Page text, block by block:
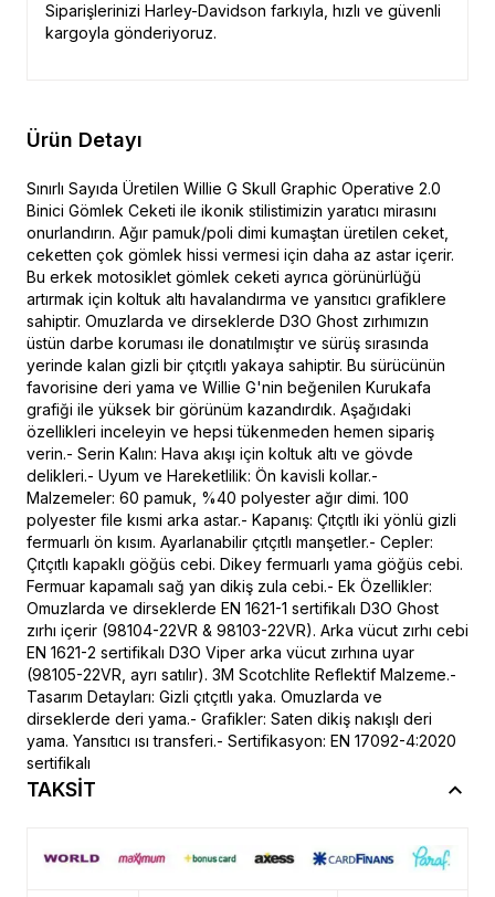
Siparişlerinizi Harley-Davidson farkıyla, hızlı ve güvenli
kargoyla gönderiyoruz.
Ürün Detayı
Sınırlı Sayıda Üretilen Willie G Skull Graphic Operative 2.0
Binici Gömlek Ceketi ile ikonik stilistimizin yaratıcı mirasını
onurlandırın. Ağır pamuk/poli dimi kumaştan üretilen ceket,
ceketten çok gömlek hissi vermesi için daha az astar içerir.
Bu erkek motosiklet gömlek ceketi ayrıca görünürlüğü
artırmak için koltuk altı havalandırma ve yansıtıcı grafiklere
sahiptir. Omuzlarda ve dirseklerde D3O Ghost zırhımızın
üstün darbe koruması ile donatılmıştır ve sürüş sırasında
yerinde kalan gizli bir çıtçıtlı yakaya sahiptir. Bu sürücünün
favorisine deri yama ve Willie G'nin beğenilen Kurukafa
grafiği ile yüksek bir görünüm kazandırdık. Aşağıdaki
özellikleri inceleyin ve hepsi tükenmeden hemen sipariş
verin.- Serin Kalın: Hava akışı için koltuk altı ve gövde
delikleri.- Uyum ve Hareketlilik: Ön kavisli kollar.-
Malzemeler: 60 pamuk, %40 polyester ağır dimi. 100
polyester file kısmi arka astar.- Kapanış: Çıtçıtlı iki yönlü gizli
fermuarlı ön kısım. Ayarlanabilir çıtçıtlı manşetler.- Cepler:
Çıtçıtlı kapaklı göğüs cebi. Dikey fermuarlı yama göğüs cebi.
Fermuar kapamalı sağ yan dikiş zula cebi.- Ek Özellikler:
Omuzlarda ve dirseklerde EN 1621-1 sertifikalı D3O Ghost
zırhı içerir (98104-22VR & 98103-22VR). Arka vücut zırhı cebi
EN 1621-2 sertifikalı D3O Viper arka vücut zırhına uyar
(98105-22VR, ayrı satılır). 3M Scotchlite Reflektif Malzeme.-
Tasarım Detayları: Gizli çıtçıtlı yaka. Omuzlarda ve
dirseklerde deri yama.- Grafikler: Saten dikiş nakışlı deri
yama. Yansıtıcı ısı transferi.- Sertifikasyon: EN 17092-4:2020
sertifikalı
TAKSİT